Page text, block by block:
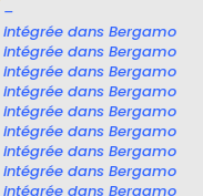
–
intégrée dans Bergamo
intégrée dans Bergamo
intégrée dans Bergamo
intégrée dans Bergamo
intégrée dans Bergamo
intégrée dans Bergamo
intégrée dans Bergamo
intégrée dans Bergamo
intégrée dans Bergamo